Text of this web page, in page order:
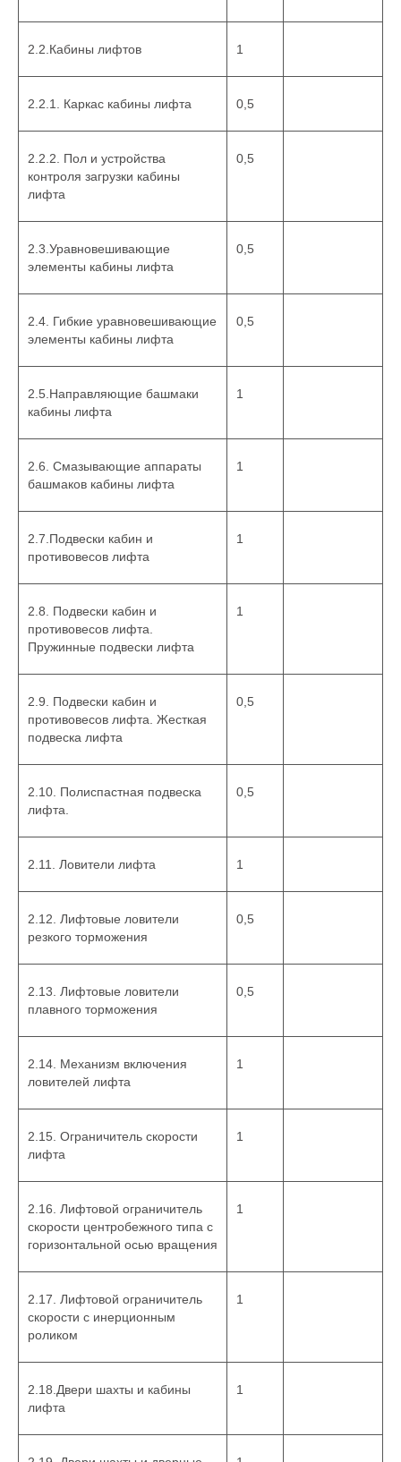
2.2.Кабины лифтов 1
2.2.1. Каркас кабины лифта 0,5
2.2.2. Пол и устройства
контроля загрузки кабины
лифта
0,5
2.3.Уравновешивающие
элементы кабины лифта
0,5
2.4. Гибкие уравновешивающие
элементы кабины лифта
0,5
2.5.Направляющие башмаки
кабины лифта
1
2.6. Смазывающие аппараты
башмаков кабины лифта
1
2.7.Подвески кабин и
противовесов лифта
1
2.8. Подвески кабин и
противовесов лифта.
Пружинные подвески лифта
1
2.9. Подвески кабин и
противовесов лифта. Жесткая
подвеска лифта
0,5
2.10. Полиспастная подвеска
лифта.
0,5
2.11. Ловители лифта 1
2.12. Лифтовые ловители
резкого торможения
0,5
2.13. Лифтовые ловители
плавного торможения
0,5
2.14. Механизм включения
ловителей лифта
1
2.15. Ограничитель скорости
лифта
1
2.16. Лифтовой ограничитель
скорости центробежного типа с
горизонтальной осью вращения
1
2.17. Лифтовой ограничитель
скорости с инерционным
роликом
1
2.18.Двери шахты и кабины
лифта
1